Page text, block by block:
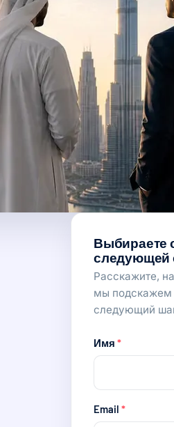
Выбираете
следующей
Расскажите,
мы подскажем
следующий
Имя *
Email *